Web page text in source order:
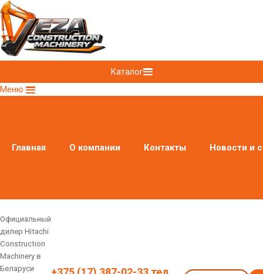
Каталог
Меню
Главная О компании Контакты Новости и
Официальный
дилер Hitachi
Construction
Machinery в
Беларуси